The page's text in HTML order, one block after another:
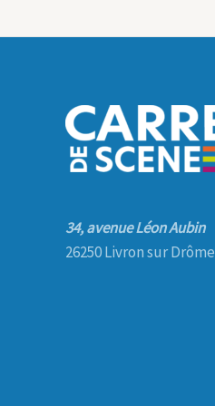
34, avenue Léon Aubin
26250 Livron sur Drôme